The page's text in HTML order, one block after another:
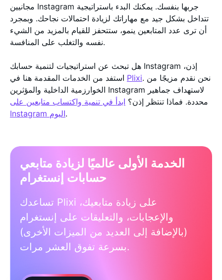
مجانيين Instagram جربها بنفسك. يمكنك البدء باستراتيجية
تتداخل بشكل جيد مع مهاراتك لزيادة احتمالات نجاحك. وبمجرد
أن ترى عدد المتابعين ينمو، ستتحفز للقيام بالمزيد من الشيء
نفسه والتغلب على المنافسة.
هل تبحث عن استراتيجيات لتنمية حسابك Instagram إذن،
Plixi. نحن نقدم مزيجًا من
الخوارزمية الداخلية والمؤثرين Instagram لاستهداف جماهير
محددة. فماذا تنتظر إذن؟ ابدأ في تنمية واكتساب متابعين على
Instagram اليوم.
الخدمة الأولى عالميًا لزيادة متابعي
حسابات إنستغرام
تساعدك Plixi على زيادة متابعيك،
والإعجابات، والتعليقات على إنستغرام
(بالإضافة إلى العديد من الميزات الأخرى)
بسرعة تفوق العشر مرات.